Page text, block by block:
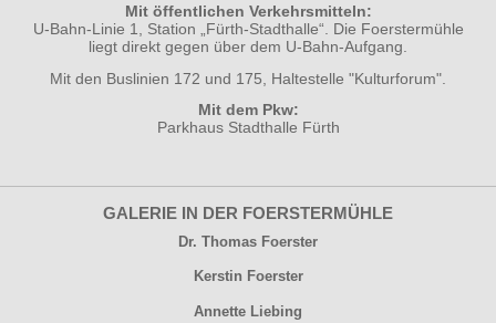
Mit öffentlichen Verkehrsmitteln:
U-Bahn-Linie 1, Station „Fürth-Stadthalle“. Die Foerstermühle
liegt direkt gegen über dem U-Bahn-Aufgang.
Mit den Buslinien 172 und 175, Haltestelle "Kulturforum".
Mit dem Pkw:
Parkhaus Stadthalle Fürth
GALERIE IN DER FOERSTERMÜHLE
Dr. Thomas Foerster
Kerstin Foerster
Annette Liebing